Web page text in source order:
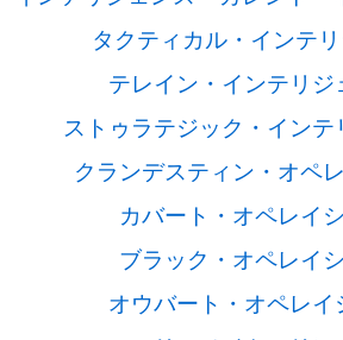
タクティカル・インテ
テレイン・インテリジ
ストゥラテジック・インテ
クランデスティン・オペ
カバート・オペレイ
ブラック・オペレイ
オウバート・オペレイ